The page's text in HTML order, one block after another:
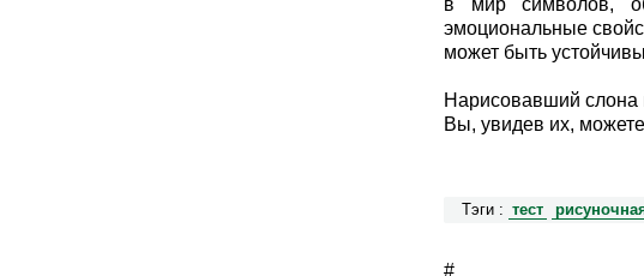
в мир символов,
эмоциональные
может быть
Нарисовавший слона
Вы, увидев их,
Тэги : тест
#